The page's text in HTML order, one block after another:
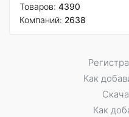
Товаров: 4390
Компаний: 2638
Как
Как